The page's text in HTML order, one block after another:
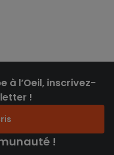
à l’Oeil, inscrivez-
!
!